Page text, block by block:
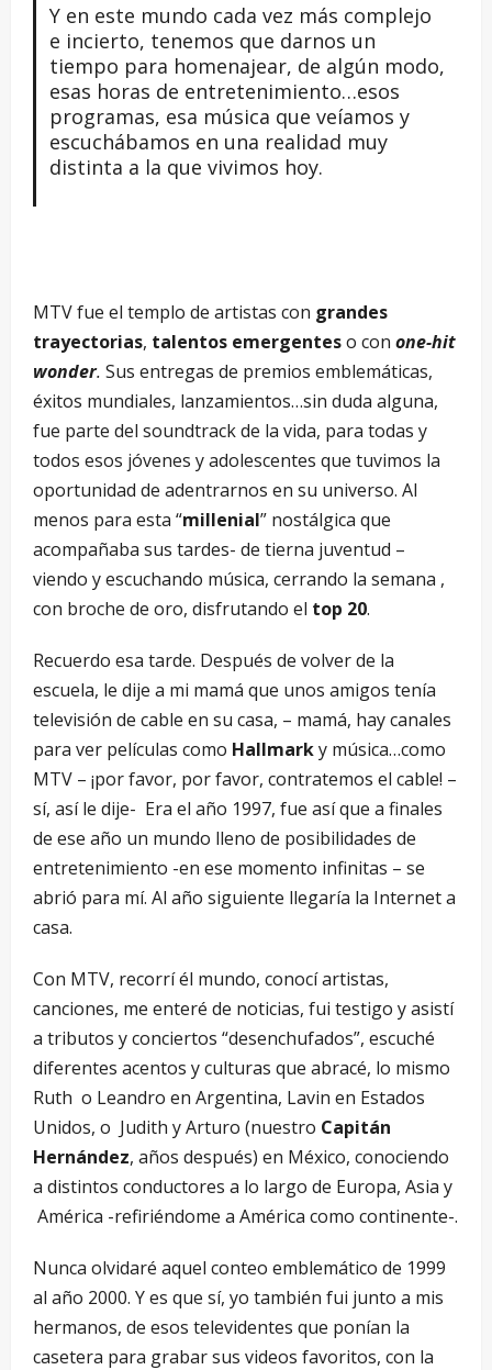
Y en este mundo cada vez más complejo
e incierto, tenemos que darnos un
tiempo para homenajear, de algún modo,
esas horas de entretenimiento…esos
programas, esa música que veíamos y
escuchábamos en una realidad muy
distinta a la que vivimos hoy.
MTV fue el templo de artistas con grandes
trayectorias, talentos emergenteso con one-hit
wonder. Sus entregas de premios emblemáticas,
éxitos mundiales, lanzamientos…sin duda alguna,
fue parte del soundtrack de la vida, para todas y
todos esos jóvenes y adolescentes que tuvimos la
oportunidad de adentrarnos en su universo. Al
menos para esta “millenial” nostálgica que
acompañaba sus tardes- de tierna juventud –
viendo y escuchando música, cerrando la semana ,
con broche de oro, disfrutando el top 20.
Recuerdo esa tarde. Después de volver de la
escuela, le dije a mi mamá que unos amigos tenía
televisión de cable en su casa, – mamá, hay canales
para ver películas como Hallmarky música…como
MTV – ¡por favor, por favor, contratemos el cable! –
sí, así le dije- Era el año 1997, fue así que a finales
de ese año un mundo lleno de posibilidades de
entretenimiento -en ese momento infinitas – se
abrió para mí. Al año siguiente llegaría la Internet a
casa.
Con MTV, recorrí él mundo, conocí artistas,
canciones, me enteré de noticias, fui testigo y asistí
a tributos y conciertos “desenchufados”, escuché
diferentes acentos y culturas que abracé, lo mismo
Ruth o Leandro en Argentina, Lavin en Estados
Unidos, o Judith y Arturo (nuestro Capitán
Hernández, años después) en México, conociendo
a distintos conductores a lo largo de Europa, Asia y
América -refiriéndome a América como continente-.
Nunca olvidaré aquel conteo emblemático de 1999
al año 2000. Y es que sí, yo también fui junto a mis
hermanos, de esos televidentes que ponían la
casetera para grabar sus videos favoritos, con la